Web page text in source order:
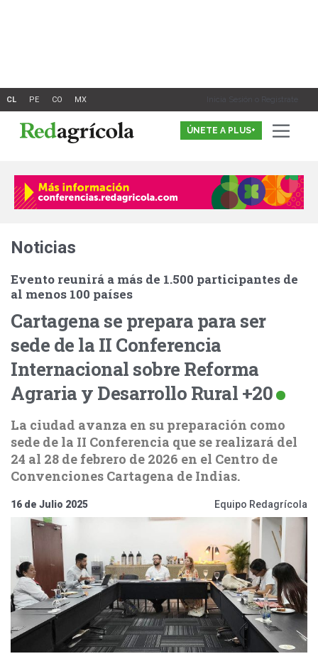
Inicia Sesión o Registrate
ÚNETE A PLUS+
Noticias
Evento reunirá a más de 1.500 participantes de
al menos 100 países
Cartagena se prepara para ser
sede de la II Conferencia
Internacional sobre Reforma
Agraria y Desarrollo Rural +20
La ciudad avanza en su preparación como
sede de la II Conferencia que se realizará del
24 al 28 de febrero de 2026 en el Centro de
Convenciones Cartagena de Indias.
16 de Julio 2025 Equipo Redagrícola